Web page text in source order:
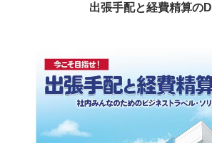
出張手配と経費精算の